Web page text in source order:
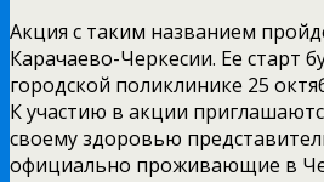
Акция с таким названием
Карачаево-Черкесии. Ее старт
городской поликлинике 25
К участию в акции
своему здоровью
официально проживающие в